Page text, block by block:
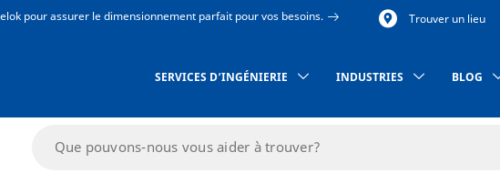
pour assurer le dimensionnement parfait pour vos besoins. Trouver un lieu
SERVICES D’INGÉNIERIE INDUSTRIES BLOG